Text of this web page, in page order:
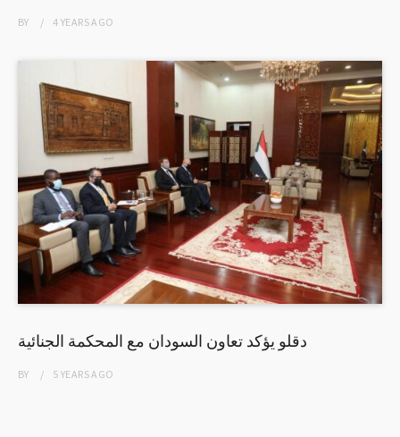
BY 4 YEARSAGO
دقلو يؤكد تعاون السودان مع المحكمة الجنائية
BY 5 YEARSAGO